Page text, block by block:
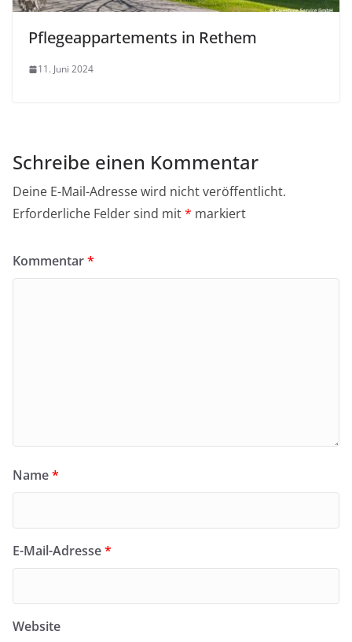
Pflegeappartements in Rethem
11. Juni 2024
Schreibe einen Kommentar
Deine E-Mail-Adresse wird nicht veröffentlicht.
Erforderliche Felder sind mit* markiert
Kommentar*
Name*
E-Mail-Adresse*
Website